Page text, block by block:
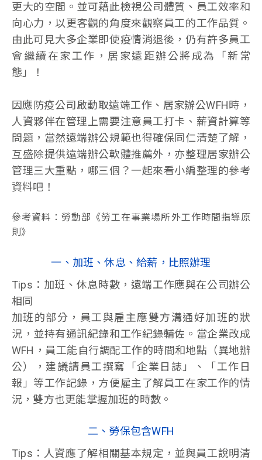
更大的空間。並可藉此檢視公司體質、員工效率和
向心力，以更客觀的角度來觀察員工的工作品質。
由此可見大多企業即使疫情消退後，仍有許多員工
會繼續在家工作，居家遠距辦公將成為「新常
態」！
因應防疫公司啟動取遠端工作、居家辦公WFH時，
人資夥伴在管理上需要注意員工打卡、薪資計算等
問題，當然遠端辦公規範也得確保同仁清楚了解，
互盛除提供遠端辦公軟體推薦外，亦整理居家辦公
管理三大重點，哪三個？一起來看小編整理的參考
資料吧！
參考資料：勞動部《勞工在事業場所外工作時間指導原
則》
一、加班、休息、給薪，比照辦理
Tips：加班、休息時數，遠端工作應與在公司辦公
相同
加班的部分，員工與雇主應雙方溝通好加班的狀
況，並持有通訊紀錄和工作紀錄輔佐。當企業改成
WFH，員工能自行調配工作的時間和地點（異地辦
公），建議請員工撰寫「企業日誌」、「工作日
報」等工作記錄，方便雇主了解員工在家工作的情
況，雙方也更能掌握加班的時數。
二、勞保包含WFH
Tips：人資應了解相關基本規定，並與員工說明清